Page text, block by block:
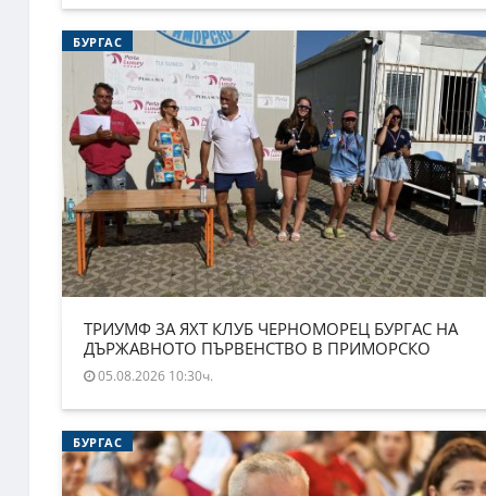
БУРГАС
ТРИУМФ ЗА ЯХТ КЛУБ ЧЕРНОМОРЕЦ БУРГАС НА
ДЪРЖАВНОТО ПЪРВЕНСТВО В ПРИМОРСКО
05.08.2026 10:30ч.
БУРГАС